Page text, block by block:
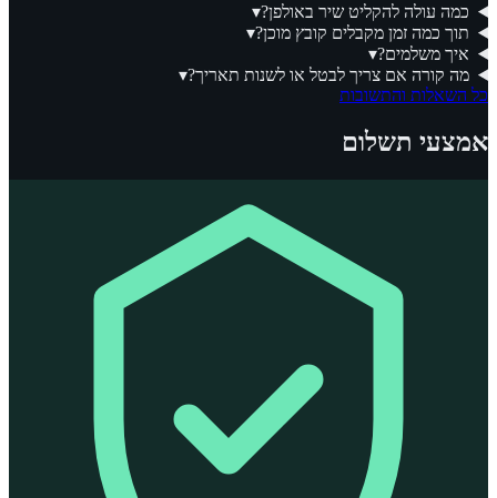
כמה עולה להקליט שיר באולפן?▾
תוך כמה זמן מקבלים קובץ מוכן?▾
איך משלמים?▾
מה קורה אם צריך לבטל או לשנות תאריך?▾
כל השאלות והתשובות
אמצעי תשלום